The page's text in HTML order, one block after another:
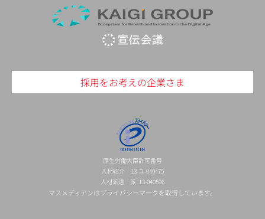
採用をお考えの企業さま
厚生労働大臣許可番号
人材紹介 13-ユ-040475
人材派遣 派 13-040596
マスメディアンはプライバシーマークを取得しています。